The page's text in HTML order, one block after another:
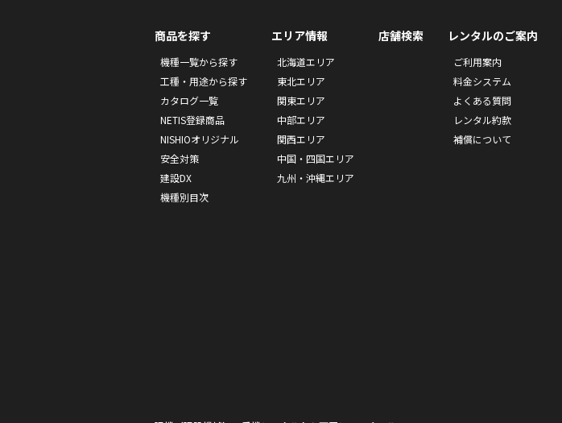
商品を探す
機種一覧から探す
工種・用途から探す
カタログ一覧
NETIS登録商品
NISHIOオリジナル
安全対策
建設DX
機種別目次
エリア情報
北海道エリア
東北エリア
関東エリア
中部エリア
関西エリア
中国・四国エリア
九州・沖縄エリア
店舗検索 レンタルのご案内
ご利用案内
料金システム
よくある質問
レンタル約款
補償について